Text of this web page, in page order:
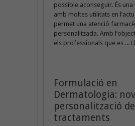
possible aconseguir. És
amb moltes utilitats en
permet una atenció
personalitzada. Amb
els professionals que es ...
Formulació en
Dermatologia:
personalització de
tractaments